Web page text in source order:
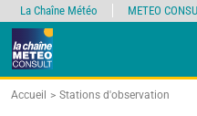
Accueil Stations d'observation
La Chaîne Météo METEO